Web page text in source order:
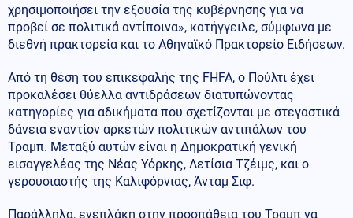
χρησιμοποιήσει την εξουσία της κυβέρνησης για να
προβεί σε πολιτικά αντίποινα», κατήγγειλε, σύμφωνα με
διεθνή πρακτορεία και το Αθηναϊκό Πρακτορείο Ειδήσεων.
Από τη θέση του επικεφαλής της FHFA, ο Πούλτι έχει
προκαλέσει θύελλα αντιδράσεων διατυπώνοντας
κατηγορίες για αδικήματα που σχετίζονται με στεγαστικά
δάνεια εναντίον αρκετών πολιτικών αντιπάλων του
Τραμπ. Μεταξύ αυτών είναι η Δημοκρατική γενική
εισαγγελέας της Νέας Υόρκης, Λετίσια Τζέιμς, και ο
γερουσιαστής της Καλιφόρνιας, Άνταμ Σιφ.
Παράλληλα, ενεπλάκη στην προσπάθεια του Τραμπ να